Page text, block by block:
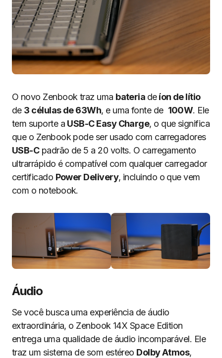
O novo Zenbook traz uma bateria deíon de lítio
de 3 células de 63Wh, e uma fonte de 100W. Ele
tem suporte a USB-C Easy Charge, o que significa
que o Zenbook pode ser usado com carregadores
USB-Cpadrão de 5 a 20 volts. O carregamento
ultrarrápido é compatível com qualquer carregador
certificado Power Delivery, incluindo o que vem
com o notebook.
Áudio
Se você busca uma experiência de áudio
extraordinária, o Zenbook 14X Space Edition
entrega uma qualidade de áudio incomparável. Ele
traz um sistema de som estéreo Dolby Atmos,